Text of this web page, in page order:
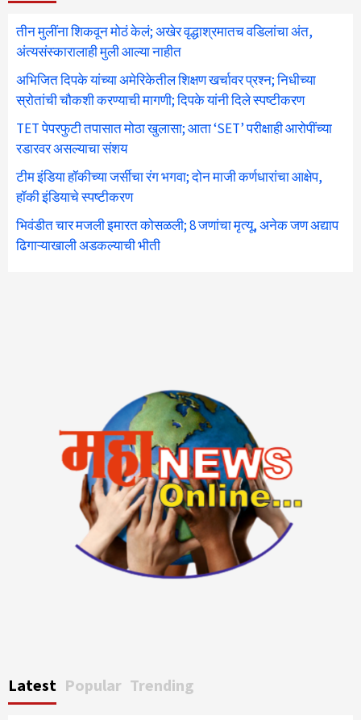
तीन मुलींना शिकवून मोठं केलं; अखेर वृद्धाश्रमातच वडिलांचा अंत,
अंत्यसंस्कारालाही मुली आल्या नाहीत
अभिजित दिपके यांच्या अमेरिकेतील शिक्षण खर्चावर प्रश्न; निधीच्या
स्रोतांची चौकशी करण्याची मागणी; दिपके यांनी दिले स्पष्टीकरण
TET पेपरफुटी तपासात मोठा खुलासा; आता ‘SET’ परीक्षाही आरोपींच्या
रडारवर असल्याचा संशय
टीम इंडिया हॉकीच्या जर्सीचा रंग भगवा; दोन माजी कर्णधारांचा आक्षेप,
हॉकी इंडियाचे स्पष्टीकरण
भिवंडीत चार मजली इमारत कोसळली; 8 जणांचा मृत्यू, अनेक जण अद्याप
ढिगाऱ्याखाली अडकल्याची भीती
Latest Popular Trending